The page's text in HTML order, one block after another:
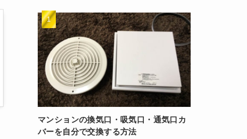
マンションの換気口・吸気口・通気口カ
バーを自分で交換する方法